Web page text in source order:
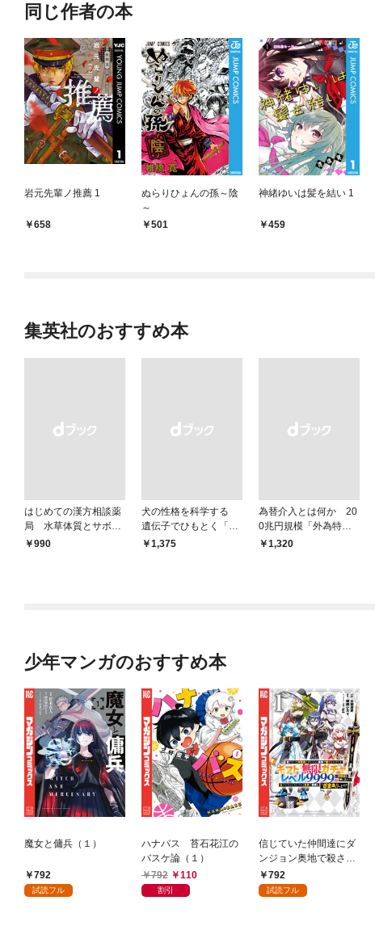
同じ作者の本
岩元先輩ノ推薦 1
658
ぬらりひょんの孫～陰
～
501
神緒ゆいは髪を結い 1
459
集英社のおすすめ本
はじめての漢方相談薬
局 水草体質とサボテ
ン体質
￥990
犬の性格を科学する
遺伝子でひもとく「最
良の友」の進化
￥1,375
為替介入とは何か 20
0兆円規模「外為特
会」が生まれた謎
￥1,320
少年マンガのおすすめ本
魔女と傭兵（１）
792
試読フル
ハナバス 苔石花江の
バスケ論（１）
792
110
割引
信じていた仲間達にダ
ンジョン奥地で殺され
かけたがギフト『無限
ガチャ』でレベル９９
792
試読フル